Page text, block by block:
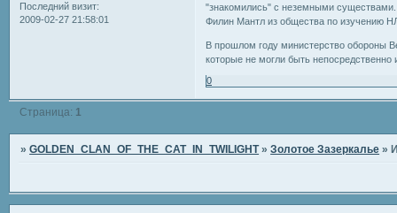
Последний визит:
2009-02-27 21:58:01
"знакомились" с неземными
Филин Мантл из общества по изучению
В прошлом году министерство обороны
которые не могли быть
0
Страница: 1
»GOLDEN_CLAN_OF_THE_CAT_IN_TWILIGHT »Золотое Зазеркалье »